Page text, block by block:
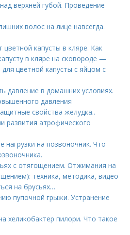
верхней губой. Проведение
волос на лице навсегда.
цветной капусты в кляре. Как
в кляре на сковороде —
цветной капусты с яйцом с
давление в домашних условиях.
давления
свойства желудка..
развития атрофического
нагрузки на позвоночник. Что
с отягощением. Отжимания на
техника, методика, видео
на брусьях…
пупочной грыжи. Устранение
хеликобактер пилори. Что такое